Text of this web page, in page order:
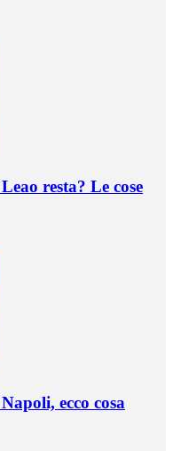
resta? Le cose
ecco cosa